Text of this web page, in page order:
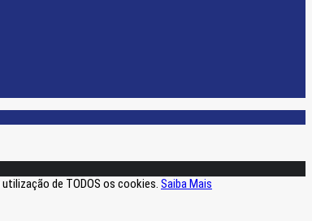
de TODOS os cookies. Saiba Mais